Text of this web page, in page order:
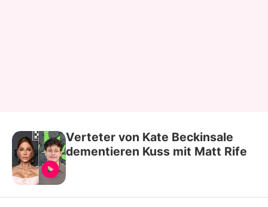
Verteter von Kate Beckinsale
dementieren Kuss mit Matt Rife